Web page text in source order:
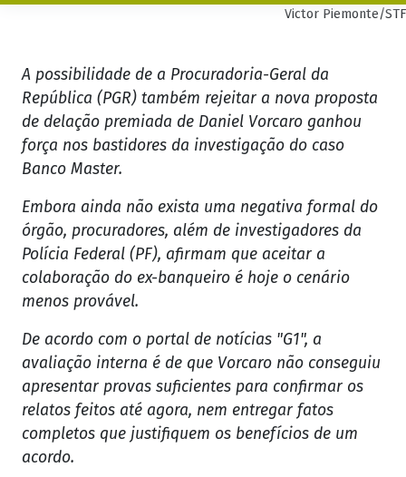
Victor Piemonte/STF
A possibilidade de a Procuradoria-Geral da
República (PGR) também rejeitar a nova proposta
de delação premiada de Daniel Vorcaro ganhou
força nos bastidores da investigação do caso
Banco Master.
Embora ainda não exista uma negativa formal do
órgão, procuradores, além de investigadores da
Polícia Federal (PF), afirmam que aceitar a
colaboração do ex-banqueiro é hoje o cenário
menos provável.
De acordo com o portal de notícias "G1", a
avaliação interna é de que Vorcaro não conseguiu
apresentar provas suficientes para confirmar os
relatos feitos até agora, nem entregar fatos
completos que justifiquem os benefícios de um
acordo.